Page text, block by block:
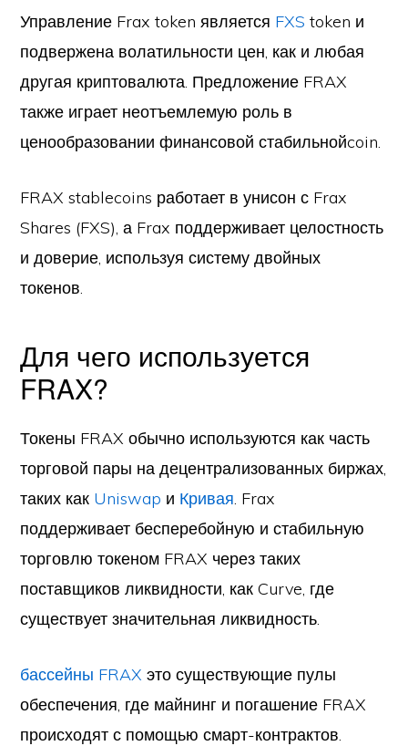
Управление Frax token является FXS token и
подвержена волатильности цен, как и любая
другая криптовалюта. Предложение FRAX
также играет неотъемлемую роль в
ценообразовании финансовой стабильнойcoin.
FRAX stablecoins работает в унисон с Frax
Shares (FXS), а Frax поддерживает целостность
и доверие, используя систему двойных
токенов.
Для чего используется
FRAX?
Токены FRAX обычно используются как часть
торговой пары на децентрализованных биржах,
таких как Uniswap и Кривая. Frax
поддерживает бесперебойную и стабильную
торговлю токеном FRAX через таких
поставщиков ликвидности, как Curve, где
существует значительная ликвидность.
бассейны FRAX это существующие пулы
обеспечения, где майнинг и погашение FRAX
происходят с помощью смарт-контрактов.